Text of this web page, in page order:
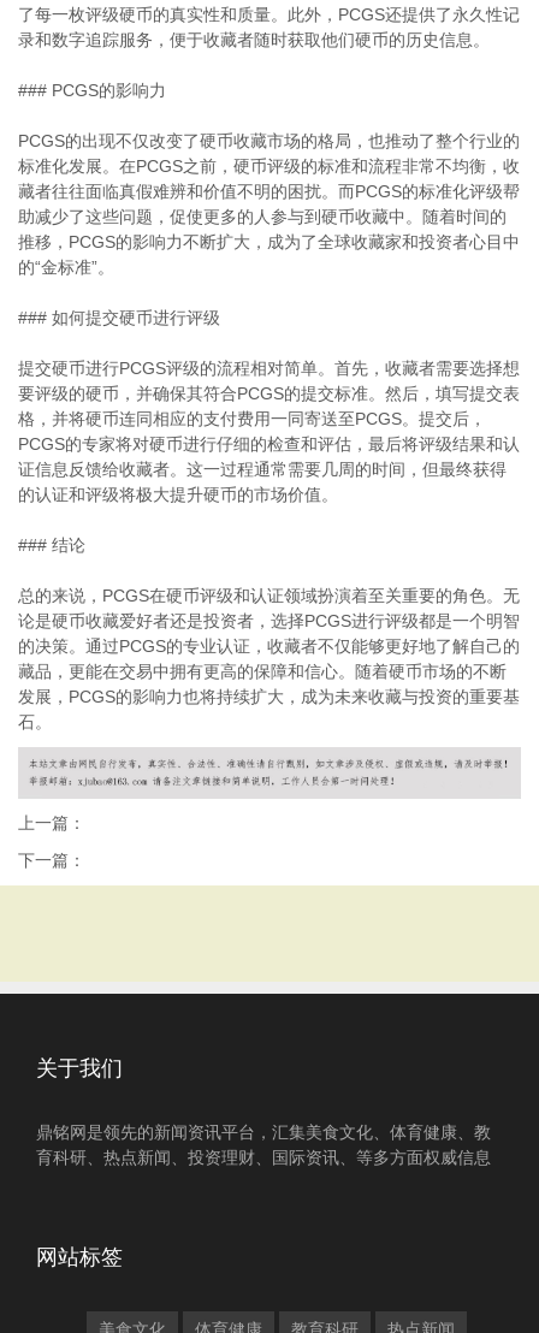
了每一枚评级硬币的真实性和质量。此外，PCGS还提供了永久性记
录和数字追踪服务，便于收藏者随时获取他们硬币的历史信息。
### PCGS的影响力
PCGS的出现不仅改变了硬币收藏市场的格局，也推动了整个行业的
标准化发展。在PCGS之前，硬币评级的标准和流程非常不均衡，收
藏者往往面临真假难辨和价值不明的困扰。而PCGS的标准化评级帮
助减少了这些问题，促使更多的人参与到硬币收藏中。随着时间的
推移，PCGS的影响力不断扩大，成为了全球收藏家和投资者心目中
的“金标准”。
### 如何提交硬币进行评级
提交硬币进行PCGS评级的流程相对简单。首先，收藏者需要选择想
要评级的硬币，并确保其符合PCGS的提交标准。然后，填写提交表
格，并将硬币连同相应的支付费用一同寄送至PCGS。提交后，
PCGS的专家将对硬币进行仔细的检查和评估，最后将评级结果和认
证信息反馈给收藏者。这一过程通常需要几周的时间，但最终获得
的认证和评级将极大提升硬币的市场价值。
### 结论
总的来说，PCGS在硬币评级和认证领域扮演着至关重要的角色。无
论是硬币收藏爱好者还是投资者，选择PCGS进行评级都是一个明智
的决策。通过PCGS的专业认证，收藏者不仅能够更好地了解自己的
藏品，更能在交易中拥有更高的保障和信心。随着硬币市场的不断
发展，PCGS的影响力也将持续扩大，成为未来收藏与投资的重要基
石。
上一篇：
下一篇：
关于我们
鼎铭网是领先的新闻资讯平台，汇集美食文化、体育健康、教
育科研、热点新闻、投资理财、国际资讯、等多方面权威信息
网站标签